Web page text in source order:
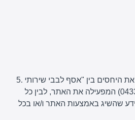
5. תנאי השימוש מסדירים את היחסים בין "אסף לבבי שירותי
יצירתיות" (ע.מ. 043393073) המפעילה את האתר, לבין כל
שהשיג באמצעות האתר ו/או בכל